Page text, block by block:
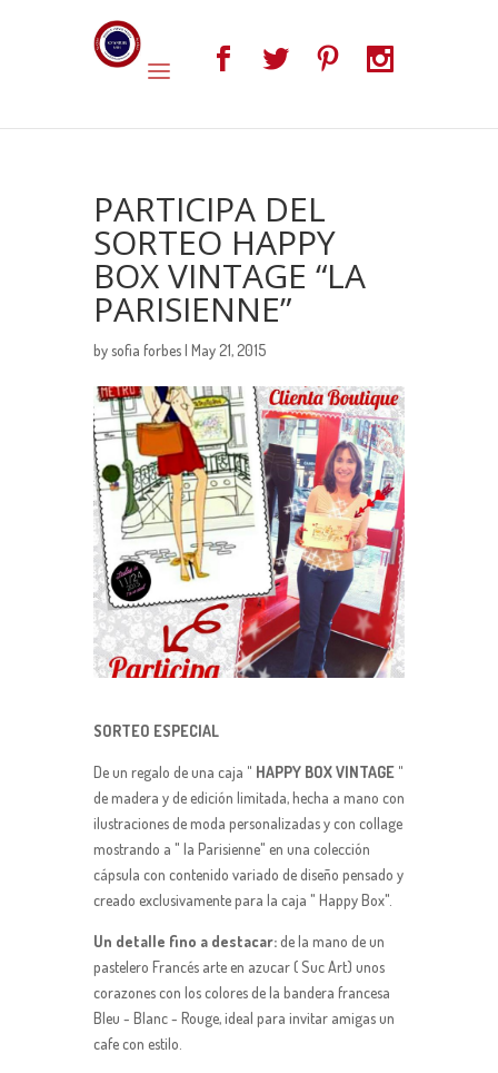
PARTICIPA DEL
SORTEO HAPPY
BOX VINTAGE “LA
PARISIENNE”
bysofia forbes| May 21, 2015
SORTEO ESPECIAL
De un regalo de una caja " HAPPY BOX VINTAGE "
de madera y de edición limitada, hecha a mano con
ilustraciones de moda personalizadas y con collage
mostrando a " la Parisienne" en una colección
cápsula con contenido variado de diseño pensado y
creado exclusivamente para la caja " Happy Box".
Un detalle fino a destacar:de la mano de un
pastelero Francés arte en azucar ( Suc Art) unos
corazones con los colores de la bandera francesa
Bleu - Blanc - Rouge, ideal para invitar amigas un
cafe con estilo.